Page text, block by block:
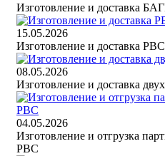
Изготовление и доставка
15.05.2026
Изготовление и доставка
08.05.2026
Изготовление и доставка
04.05.2026
Изготовление и отгрузка
РВС